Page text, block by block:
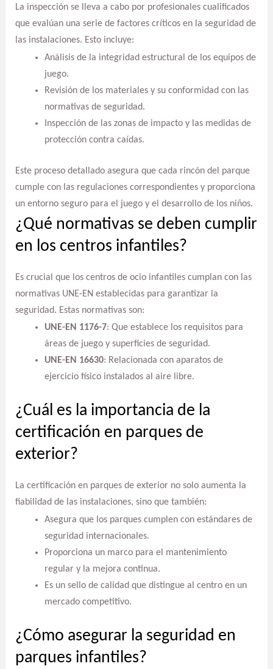
La inspección se lleva a cabo por profesionales cualificados
que evalúan una serie de factores críticos en la seguridad de
las instalaciones. Esto incluye:
Análisis de la integridad estructural de los equipos de
juego.
Revisión de los materiales y su conformidad con las
normativas de seguridad.
Inspección de las zonas de impacto y las medidas de
protección contra caídas.
Este proceso detallado asegura que cada rincón del parque
cumple con las regulaciones correspondientes y proporciona
un entorno seguro para el juego y el desarrollo de los niños.
¿Qué normativas se deben cumplir
en los centros infantiles?
Es crucial que los centros de ocio infantiles cumplan con las
normativas UNE-EN establecidas para garantizar la
seguridad. Estas normativas son:
UNE-EN 1176-7: Que establece los requisitos para
áreas de juego y superficies de seguridad.
UNE-EN 16630: Relacionada con aparatos de
ejercicio físico instalados al aire libre.
¿Cuál es la importancia de la
certificación en parques de
exterior?
La certificación en parques de exterior no solo aumenta la
fiabilidad de las instalaciones, sino que también:
Asegura que los parques cumplen con estándares de
seguridad internacionales.
Proporciona un marco para el mantenimiento
regular y la mejora continua.
Es un sello de calidad que distingue al centro en un
mercado competitivo.
¿Cómo asegurar la seguridad en
parques infantiles?